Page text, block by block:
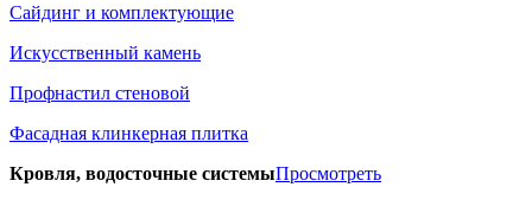
Сайдинг и комплектующие
Искусственный камень
Профнастил стеновой
Фасадная клинкерная плитка
Кровля, водосточные системыПросмотреть